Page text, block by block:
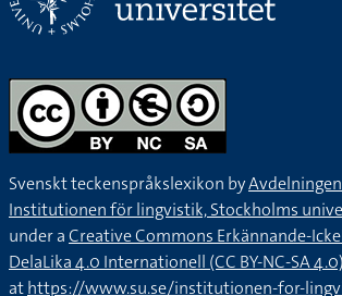
Svenskt teckenspråkslexikon by
Institutionen för lingvistik, Stockholms
under aCreative Commons Erkännande-
DelaLika 4.0 Internationell (CC BY-NC-SA
athttps://www.su.se/institutionen-for-